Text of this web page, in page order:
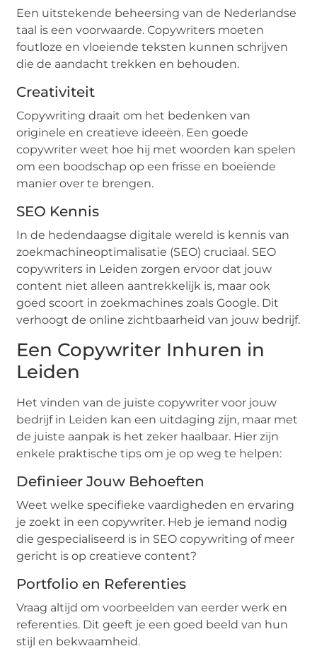
Een uitstekende beheersing van de Nederlandse
taal is een voorwaarde. Copywriters moeten
foutloze en vloeiende teksten kunnen schrijven
die de aandacht trekken en behouden.
Creativiteit
Copywriting draait om het bedenken van
originele en creatieve ideeën. Een goede
copywriter weet hoe hij met woorden kan spelen
om een boodschap op een frisse en boeiende
manier over te brengen.
SEO Kennis
In de hedendaagse digitale wereld is kennis van
zoekmachineoptimalisatie (SEO) cruciaal. SEO
copywriters in Leiden zorgen ervoor dat jouw
content niet alleen aantrekkelijk is, maar ook
goed scoort in zoekmachines zoals Google. Dit
verhoogt de online zichtbaarheid van jouw bedrijf.
Een Copywriter Inhuren in
Leiden
Het vinden van de juiste copywriter voor jouw
bedrijf in Leiden kan een uitdaging zijn, maar met
de juiste aanpak is het zeker haalbaar. Hier zijn
enkele praktische tips om je op weg te helpen:
Definieer Jouw Behoeften
Weet welke specifieke vaardigheden en ervaring
je zoekt in een copywriter. Heb je iemand nodig
die gespecialiseerd is in SEO copywriting of meer
gericht is op creatieve content?
Portfolio en Referenties
Vraag altijd om voorbeelden van eerder werk en
referenties. Dit geeft je een goed beeld van hun
stijl en bekwaamheid.